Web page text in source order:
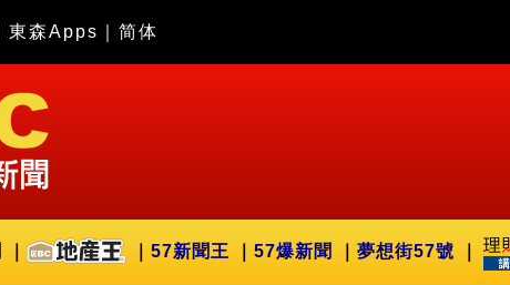
東森Apps 简体
57新聞王 57爆新聞 夢想街57號